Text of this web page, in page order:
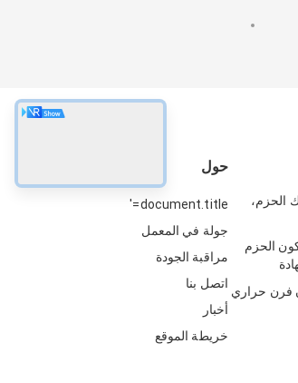
حول
document.title='
جولة في المعمل
مراقبة الجودة
اتصل بنا
أخبار
خريطة الموقع
الحزم،
الحزم
فرن حراري